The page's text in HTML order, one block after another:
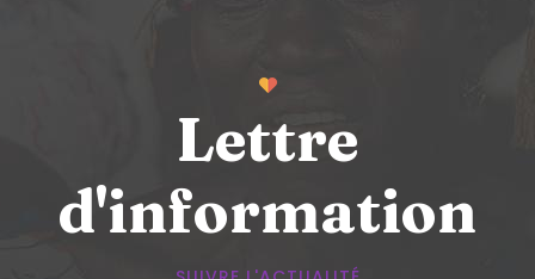
Lettre
d'information